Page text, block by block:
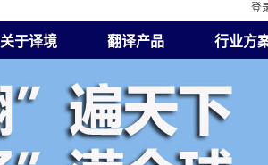
关于译境 翻译产品 行业方
登